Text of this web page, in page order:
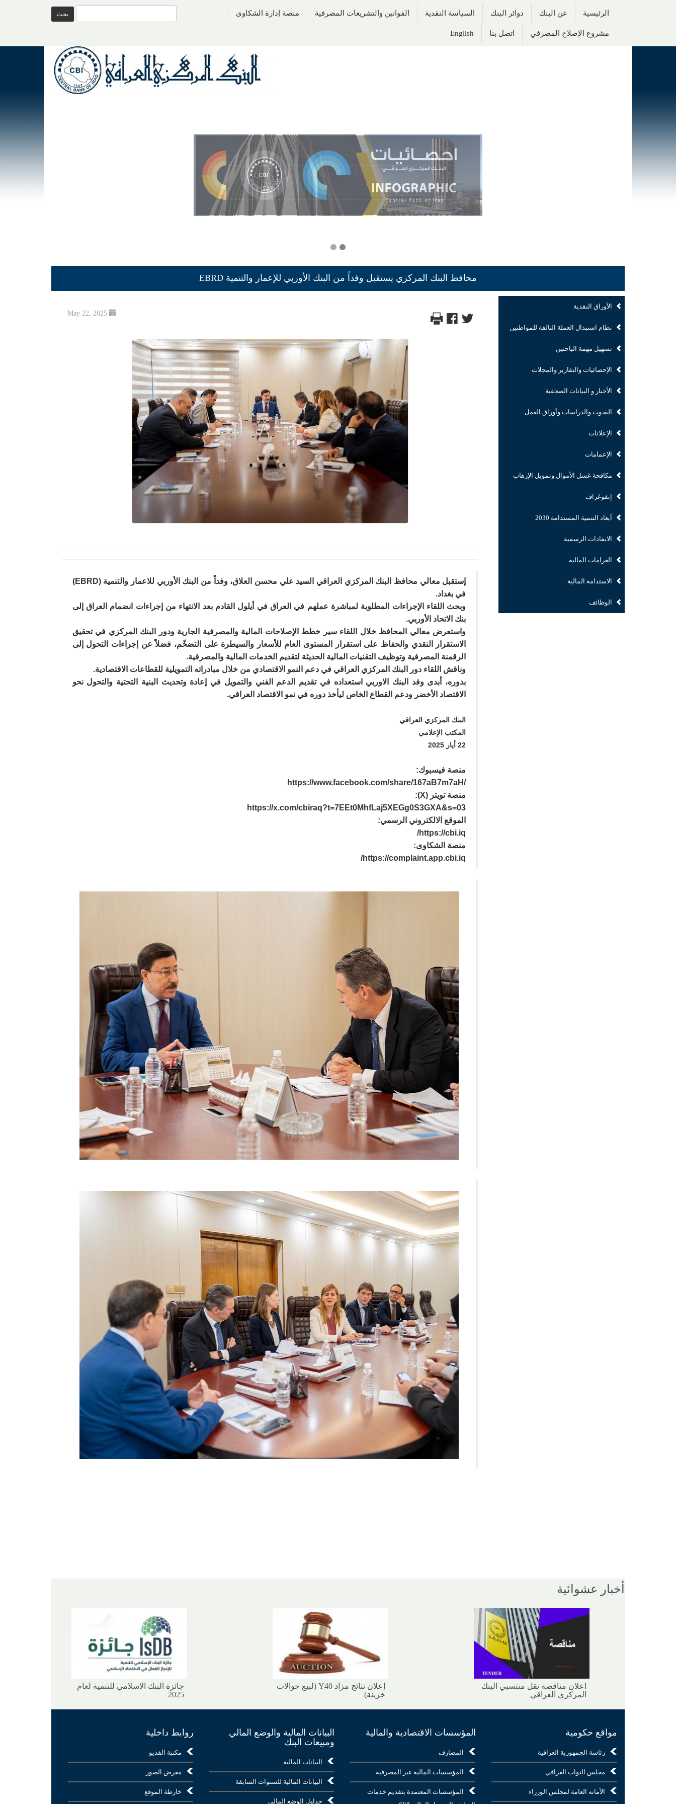
الرئيسية عن البنك دوائر البنك السياسة النقدية القوانين والتشريعات المصرفية منصة إدارة الشكاوى
مشروع الإصلاح المصرفي اتصل بنا English
محافظ البنك المركزي يستقبل وفداً من البنك الأوربي للإعمار والتنمية EBRD
الأوراق النقدية
نظام استبدال العملة التالفة للمواطنين
تسهيل مهمة الباحثين
الإحصائيات والتقارير والمجلات
الأخبار و البيانات الصحفية
البحوث والدراسات وأوراق العمل
الإعلانات
الإعمامات
مكافحة غسل الأموال وتمويل الإرهاب
إنفوغراف
أبعاد التنمية المستدامة 2030
الايفادات الرسمية
الغرامات المالية
الاستدامة المالية
الوظائف
May 22, 2025
إستقبل معالي محافظ البنك المركزي العراقي السيد علي محسن العلاق، وفداً من البنك الأوربي للاعمار والتنمية (EBRD)
في بغداد.
وبحث اللقاء الإجراءات المطلوبة لمباشرة عملهم في العراق في أيلول القادم بعد الانتهاء من إجراءات انضمام العراق إلى
بنك الاتحاد الأوربي.
واستعرض معالي المحافظ خلال اللقاء سير خطط الإصلاحات المالية والمصرفية الجارية ودور البنك المركزي في تحقيق
الاستقرار النقدي والحفاظ على استقرار المستوى العام للأسعار والسيطرة على التضخّم، فضلاً عن إجراءات التحول إلى
الرقمنة المصرفية وتوظيف التقنيات المالية الحديثة لتقديم الخدمات المالية والمصرفية.
وناقش اللقاء دور البنك المركزي العراقي في دعم النمو الاقتصادي من خلال مبادراته التمويلية للقطاعات الاقتصادية.
بدوره، أبدى وفد البنك الاوربي استعداده في تقديم الدعم الفني والتمويل في إعادة وتحديث البنية التحتية والتحول نحو
الاقتصاد الأخضر ودعم القطاع الخاص ليأخذ دوره في نمو الاقتصاد العراقي.
البنك المركزي العراقي
المكتب الإعلامي
22 أيار 2025
منصة فيسبوك:
https://www.facebook.com/share/167aB7m7aH/
منصة تويتر (X
):
https://x.com/cbiraq?t=7EEt0MhfLaj5XEGg0S3GXA&s=03
الموقع الالكتروني الرسمي:
https://cbi.iq
/
منصة الشكاوى:
https://complaint.app.cbi.iq
/
أخبار عشوائية
اعلان مناقصة نقل منتسبي البنك
المركزي العراقي
إعلان نتائج مزاد Y40 (لبيع حوالات
خزينة)
جائزة البنك الاسلامي للتنمية لعام
2025
مواقع حكومية
رئاسة الجمهورية العراقية
مجلس النواب العراقي
الأمانه العامة لمجلس الوزراء
المؤسسات الاقتصادية والمالية
المصارف
المؤسسات المالية غير المصرفية
المؤسسات المعتمدة بتقديم خدمات
البيانات المالية والوضع المالي
ومبيعات البنك
البيانات المالية
البيانات المالية للسنوات السابقة
جداول الوضع المالي
روابط داخلية
مكتبة الفديو
معرض الصور
خارطة الموقع